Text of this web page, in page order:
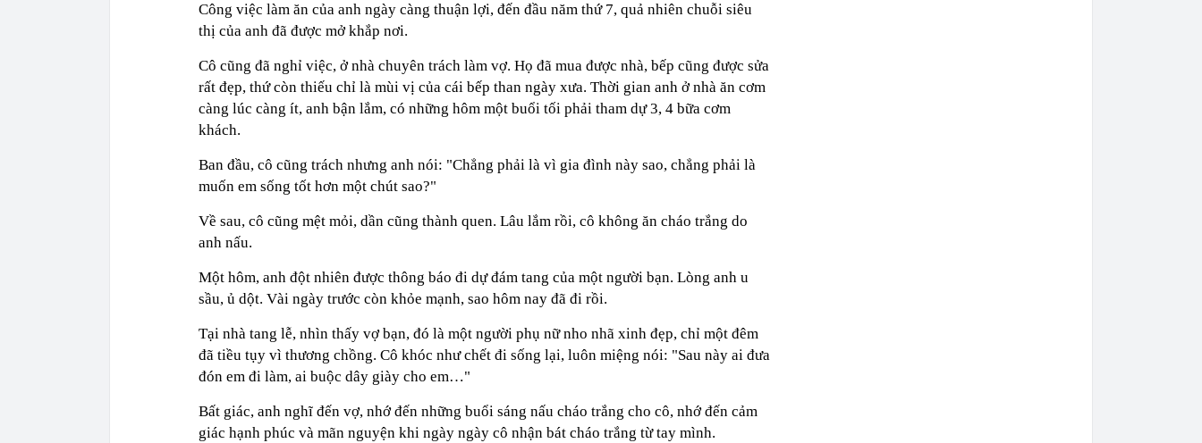
Công việc làm ăn của anh ngày càng thuận lợi, đến đầu năm thứ 7, quả nhiên chuỗi siêu
thị của anh đã được mở khắp nơi.
Cô cũng đã nghỉ việc, ở nhà chuyên trách làm vợ. Họ đã mua được nhà, bếp cũng được sửa
rất đẹp, thứ còn thiếu chỉ là mùi vị của cái bếp than ngày xưa. Thời gian anh ở nhà ăn cơm
càng lúc càng ít, anh bận lắm, có những hôm một buổi tối phải tham dự 3, 4 bữa cơm
khách.
Ban đầu, cô cũng trách nhưng anh nói: "Chẳng phải là vì gia đình này sao, chẳng phải là
muốn em sống tốt hơn một chút sao?"
Về sau, cô cũng mệt mỏi, dần cũng thành quen. Lâu lắm rồi, cô không ăn cháo trắng do
anh nấu.
Một hôm, anh đột nhiên được thông báo đi dự đám tang của một người bạn. Lòng anh u
sầu, ủ dột. Vài ngày trước còn khỏe mạnh, sao hôm nay đã đi rồi.
Tại nhà tang lễ, nhìn thấy vợ bạn, đó là một người phụ nữ nho nhã xinh đẹp, chỉ một đêm
đã tiều tụy vì thương chồng. Cô khóc như chết đi sống lại, luôn miệng nói: "Sau này ai đưa
đón em đi làm, ai buộc dây giày cho em…"
Bất giác, anh nghĩ đến vợ, nhớ đến những buổi sáng nấu cháo trắng cho cô, nhớ đến cảm
giác hạnh phúc và mãn nguyện khi ngày ngày cô nhận bát cháo trắng từ tay mình.